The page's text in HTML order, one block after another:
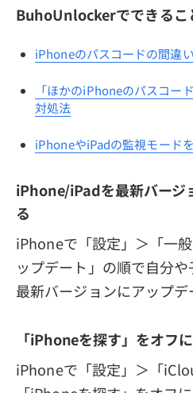
BuhoUnlockerでできるこ
iPhoneのパスコードの間違
「ほかのiPhoneのパスコー
対処法
iPhoneやiPadの監視モード
iPhone/iPadを最新バージ
る
iPhoneで「設定」＞「一
ップデート」の順で自分
最新バージョンにアップデ
「iPhoneを探す」をオフ
iPhoneで「設定」＞「